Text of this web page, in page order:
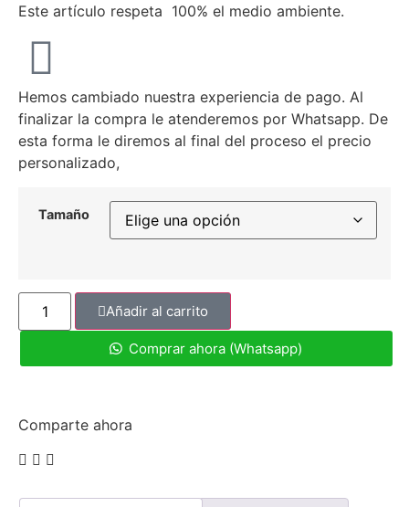
Este artículo respeta 100% el medio ambiente.
Hemos cambiado nuestra experiencia de pago. Al
finalizar la compra le atenderemos por Whatsapp. De
esta forma le diremos al final del proceso el precio
personalizado,
Tamaño
Añadir al carrito
Comprar ahora (Whatsapp)
Comparte ahora